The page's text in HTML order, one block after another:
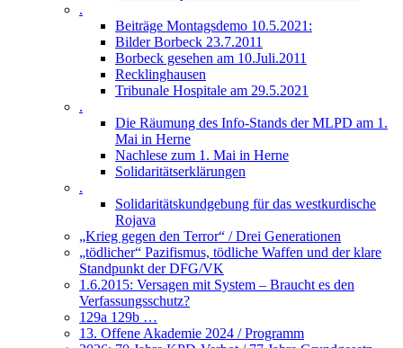
.
Beiträge Montagsdemo 10.5.2021:
Bilder Borbeck 23.7.2011
Borbeck gesehen am 10.Juli.2011
Recklinghausen
Tribunale Hospitale am 29.5.2021
.
Die Räumung des Info-Stands der MLPD am 1.
Mai in Herne
Nachlese zum 1. Mai in Herne
Solidaritätserklärungen
.
Solidaritätskundgebung für das westkurdische
Rojava
„Krieg gegen den Terror“ / Drei Generationen
„tödlicher“ Pazifismus, tödliche Waffen und der klare
Standpunkt der DFG/VK
1.6.2015: Versagen mit System – Braucht es den
Verfassungsschutz?
129a 129b …
13. Offene Akademie 2024 / Programm